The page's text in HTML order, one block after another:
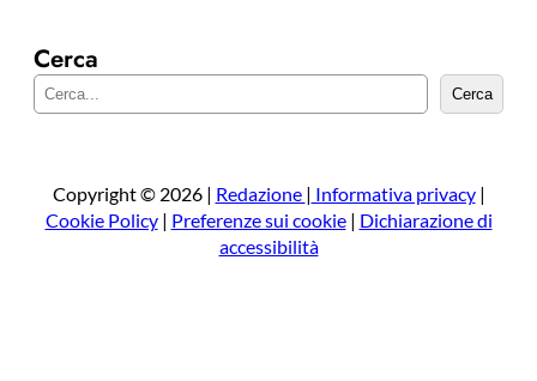
Cerca
e
a
Cerca
Copyright © 2026 | Redazione | Informativa privacy|
Cookie Policy| Preferenze sui cookie| Dichiarazione di
accessibilità